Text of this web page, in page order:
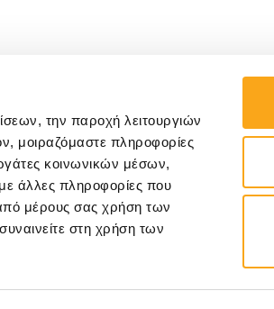
την παροχή λειτουργιών
μοιραζόμαστε πληροφορίες
κοινωνικών μέσων,
άλλες πληροφορίες που
μέρους σας χρήση των
στη χρήση των